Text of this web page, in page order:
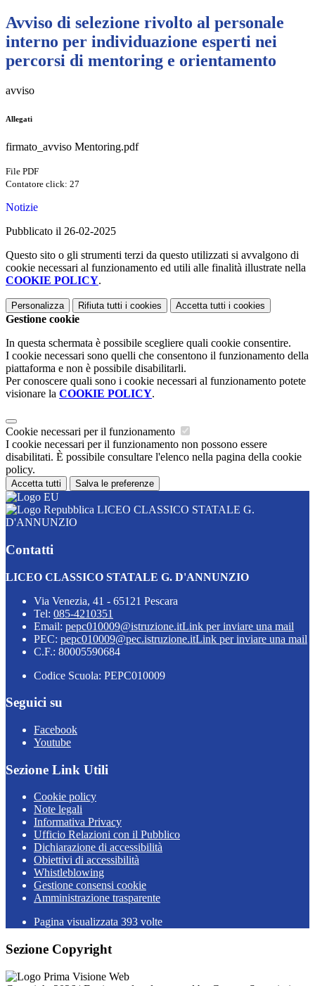
Avviso di selezione rivolto al personale
interno per individuazione esperti nei
percorsi di mentoring e orientamento
avviso
Allegati
firmato_avviso Mentoring.pdf
File PDF
Contatore click: 27
Notizie
Pubblicato il 26-02-2025
Questo sito o gli strumenti terzi da questo utilizzati si avvalgono di
cookie necessari al funzionamento ed utili alle finalità illustrate nella
COOKIE POLICY.
Personalizza Rifiuta tutti i cookies Accetta tutti i cookies
Gestione cookie
In questa schermata è possibile scegliere quali cookie consentire.
I cookie necessari sono quelli che consentono il funzionamento della
piattaforma e non è possibile disabilitarli.
Per conoscere quali sono i cookie necessari al funzionamento potete
visionare la COOKIE POLICY.
Cookie necessari per il funzionamento
I cookie necessari per il funzionamento non possono essere
disabilitati. È possibile consultare l'elenco nella pagina della cookie
policy.
Accetta tutti Salva le preferenze
LICEO CLASSICO STATALE G.
D'ANNUNZIO
Contatti
LICEO CLASSICO STATALE G. D'ANNUNZIO
Via Venezia, 41 - 65121 Pescara
Tel: 085-4210351
Email: pepc010009@istruzione.itLink per inviare una mail
PEC: pepc010009@pec.istruzione.itLink per inviare una mail
C.F.: 80005590684
Codice Scuola: PEPC010009
Seguici su
Facebook
Youtube
Sezione Link Utili
Cookie policy
Note legali
Informativa Privacy
Ufficio Relazioni con il Pubblico
Dichiarazione di accessibilità
Obiettivi di accessibilità
Whistleblowing
Gestione consensi cookie
Amministrazione trasparente
Pagina visualizzata 393 volte
Sezione Copyright